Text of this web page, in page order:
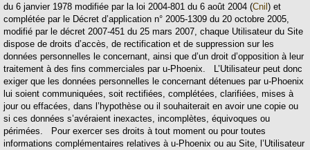
du 6 janvier 1978 modifiée par la loi 2004-801 du 6 août 2004 (Cnil ) et
complétée par le Décret d’application n° 2005-1309 du 20 octobre 2005,
modifié par le décret 2007-451 du 25 mars 2007, chaque Utilisateur du Site
dispose de droits d’accès, de rectification et de suppression sur les
données personnelles le concernant, ainsi que d’un droit d’opposition à leur
traitement à des fins commerciales par u-Phoenix. L’Utilisateur peut donc
exiger que les données personnelles le concernant détenues par u-Phoenix
lui soient communiquées, soit rectifiées, complétées, clarifiées, mises à
jour ou effacées, dans l’hypothèse ou il souhaiterait en avoir une copie ou
si ces données s’avéraient inexactes, incomplètes, équivoques ou
périmées. Pour exercer ses droits à tout moment ou pour toutes
informations complémentaires relatives à u-Phoenix ou au Site, l’Utilisateur